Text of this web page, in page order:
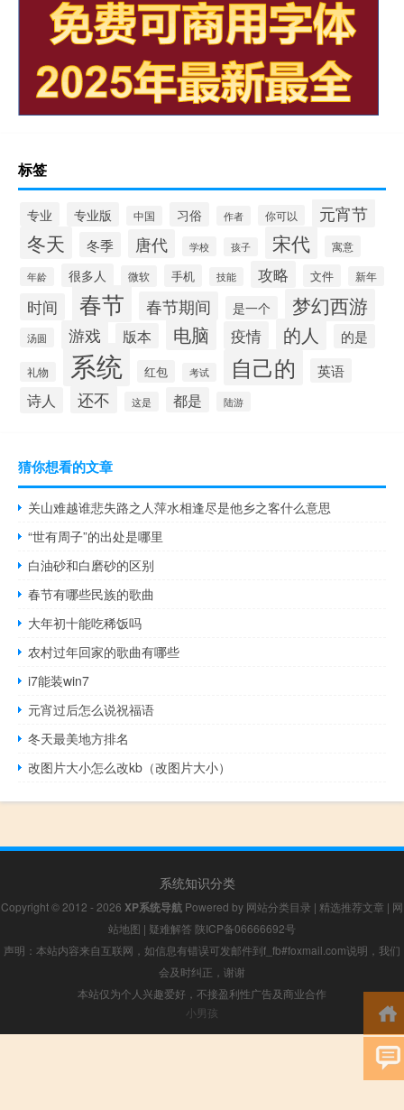
标签
专业 专业版 中国 习俗 作者 你可以 元宵节
冬天 冬季 唐代 学校 孩子 宋代 寓意
年龄 很多人 微软 手机 技能 攻略 文件 新年
时间 春节 春节期间 是一个 梦幻西游
汤圆 游戏 版本 电脑 疫情 的人 的是
礼物 系统 红包 考试 自己的 英语
诗人 还不 这是 都是 陆游
猜你想看的文章
关山难越谁悲失路之人萍水相逢尽是他乡之客什么意思
“世有周子”的出处是哪里
白油砂和白磨砂的区别
春节有哪些民族的歌曲
大年初十能吃稀饭吗
农村过年回家的歌曲有哪些
i7能装win7
元宵过后怎么说祝福语
冬天最美地方排名
改图片大小怎么改kb（改图片大小）
系统知识分类
Copyright © 2012 - 2026 XP系统导航 Powered by 网站分类目录 | 精选推荐文章 | 网
站地图 | 疑难解答 陕ICP备06666692号
声明：本站内容来自互联网，如信息有错误可发邮件到f_fb#foxmail.com说明，我们
会及时纠正，谢谢
本站仅为个人兴趣爱好，不接盈利性广告及商业合作
小男孩